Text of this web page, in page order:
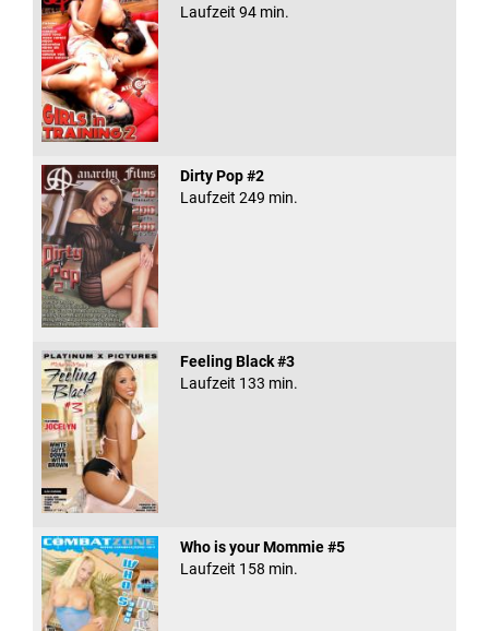
Laufzeit 94 min.
Dirty Pop #2
Laufzeit 249 min.
Feeling Black #3
Laufzeit 133 min.
Who is your Mommie #5
Laufzeit 158 min.